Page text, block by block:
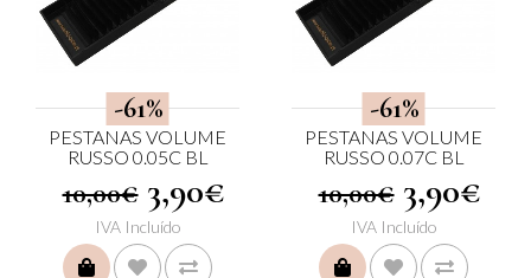
-61%
PESTANAS VOLUME
RUSSO 0.05C BL
10,00€ 3,90€
IVA Incluído
COMPRAR
-61%
PESTANAS VOLUME
RUSSO 0.07C BL
10,00€ 3,90€
IVA Incluído
COMPRAR